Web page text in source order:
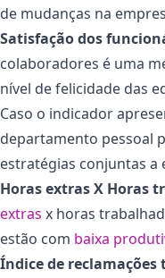
de mudanças na
Satisfação dos
colaboradores é uma
nível de felicidade das
Caso o indicador
departamento pessoal
estratégias conjuntas a
Horas extras X Horas
extras x horas
estão com baixa
Índice de